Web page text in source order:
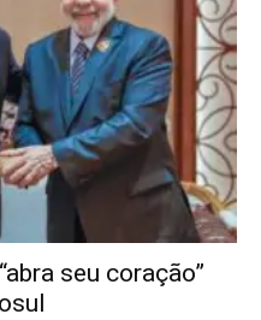
seu coração”